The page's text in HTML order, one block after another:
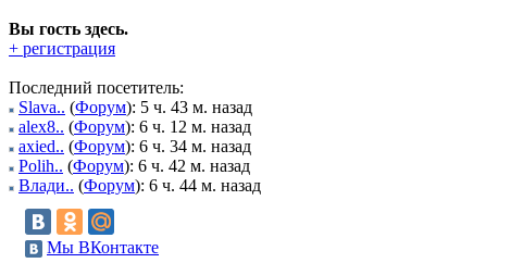
Вы гость здесь.
+ регистрация
Последний посетитель:
Slava.. (Форум): 5 ч. 43 м. назад
alex8.. (Форум): 6 ч. 12 м. назад
axied.. (Форум): 6 ч. 34 м. назад
Polih.. (Форум): 6 ч. 42 м. назад
Влади.. (Форум): 6 ч. 44 м. назад
Мы ВКонтакте